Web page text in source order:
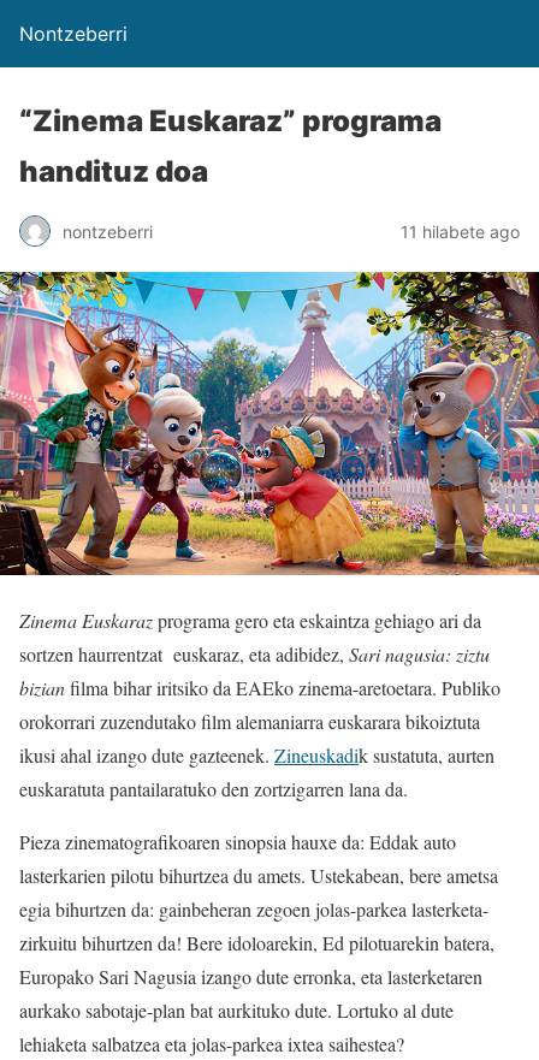
Nontzeberri
“Zinema Euskaraz” programa
handituz doa
nontzeberri 11 hilabete ago
Zinema Euskarazprograma gero eta eskaintza gehiago ari da
sortzen haurrentzat euskaraz, eta adibidez, Sari nagusia: ziztu
bizianfilma bihar iritsiko da EAEko zinema-aretoetara. Publiko
orokorrari zuzendutako film alemaniarra euskarara bikoiztuta
ikusi ahal izango dute gazteenek. Zineuskadik sustatuta, aurten
euskaratuta pantailaratuko den zortzigarren lana da.
Pieza zinematografikoaren sinopsia hauxe da: Eddak auto
lasterkarien pilotu bihurtzea du amets. Ustekabean, bere ametsa
egia bihurtzen da: gainbeheran zegoen jolas-parkea lasterketa-
zirkuitu bihurtzen da! Bere idoloarekin, Ed pilotuarekin batera,
Europako Sari Nagusia izango dute erronka, eta lasterketaren
aurkako sabotaje-plan bat aurkituko dute. Lortuko al dute
lehiaketa salbatzea eta jolas-parkea ixtea saihestea?